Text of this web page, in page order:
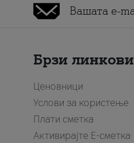
Брзи линкови
Ценовници
Услови за користење
Плати сметка
Активирајте Е-сметка